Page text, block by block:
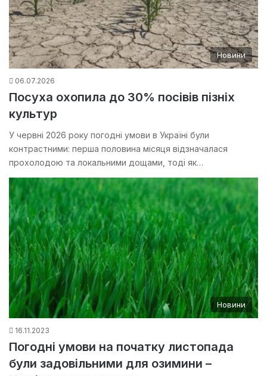
Новини
06.07.2026
Посуха охопила до 30% посівів пізніх
культур
У червні 2026 року погодні умови в Україні були
контрастними: перша половина місяця відзначалася
прохолодою та локальними дощами, тоді як…
Новини
16.11.2023
Погодні умови на початку листопада
були задовільними для озимини –